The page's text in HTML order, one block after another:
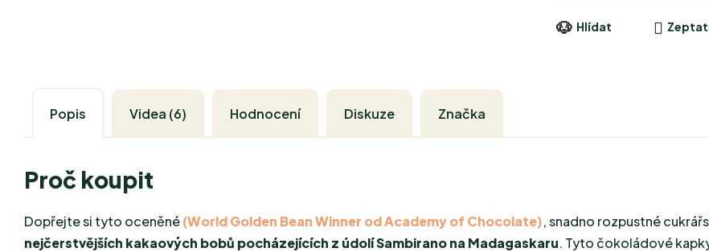
Zeptat
Hlídat
Popis Videa (6) Hodnocení Diskuze Značka
Proč koupit
Dopřejte si tyto oceněné(World Golden Bean Winner od Academy of Chocolate), snadno rozpustné
nejčerstvějších kakaových bobů pocházejících z údolí Sambirano na Madagaskaru. Tyto čokoládové